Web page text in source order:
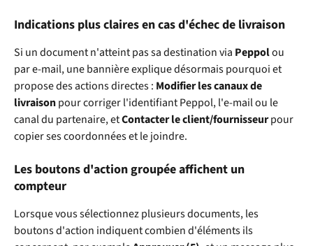
Indications plus claires en cas d'échec de livraison
Si un document n'atteint pas sa destination via Peppol ou
par e-mail, une bannière explique désormais pourquoi et
propose des actions directes : Modifier les canaux de
livraison pour corriger l'identifiant Peppol, l'e-mail ou le
canal du partenaire, et Contacter le client/fournisseur pour
copier ses coordonnées et le joindre.
Les boutons d'action groupée affichent un
compteur
Lorsque vous sélectionnez plusieurs documents, les
boutons d'action indiquent combien d'éléments ils